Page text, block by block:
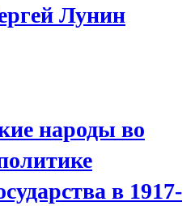
Лунин
народы во
в 1917-